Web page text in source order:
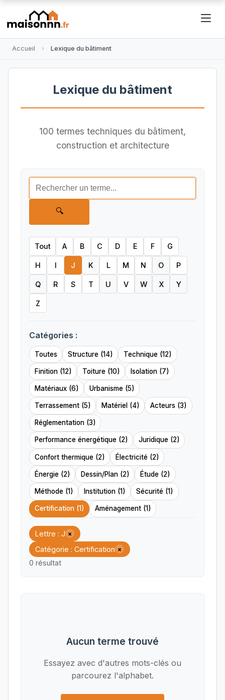
Accueil Lexique du bâtiment
Lexique du bâtiment
100 termes techniques du bâtiment,
construction et architecture
🔍
Tout A B C D E F G
H I J K L M N O P
Q R S T U V W X Y
Z
Catégories :
Toutes Structure (14) Technique (12)
Finition (12) Toiture (10) Isolation (7)
Matériaux (6) Urbanisme (5)
Terrassement (5) Matériel (4) Acteurs (3)
Réglementation (3)
Performance énergétique (2) Juridique (2)
Confort thermique (2) Électricité (2)
Énergie (2) Dessin/Plan (2) Étude (2)
Méthode (1) Institution (1) Sécurité (1)
Certification (1) Aménagement (1)
Lettre : J ×
Catégorie : Certification ×
0 résultat
Aucun terme trouvé
Essayez avec d'autres mots-clés ou
parcourez l'alphabet.